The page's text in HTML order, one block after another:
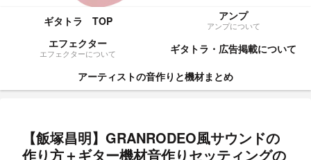
ギタトラ TOP アンプ
アンプについて
エフェクター
エフェクターについて
ギタトラ・広告掲載について
アーティストの音作りと機材まとめ
【飯塚昌明】GRANRODEO風サウンドの
作り方＋ギター機材音作りセッティングの